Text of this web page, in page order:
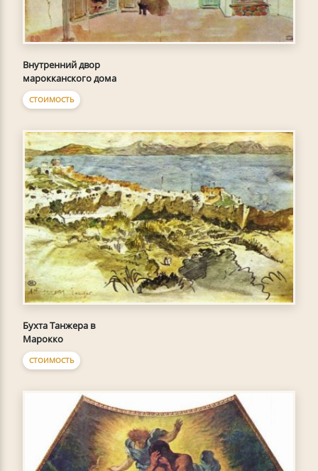
Внутренний двор
марокканского дома
СТОИМОСТЬ
Бухта Танжера в
Марокко
СТОИМОСТЬ